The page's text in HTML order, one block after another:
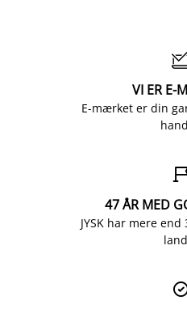
VI ER E-
E-mærket er din
47 ÅR MED
JYSK har mere